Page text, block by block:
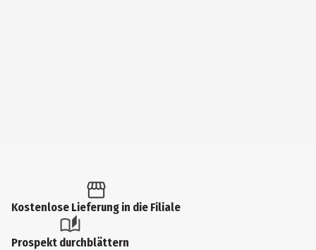
Kostenlose Lieferung in die Filiale
Prospekt durchblättern